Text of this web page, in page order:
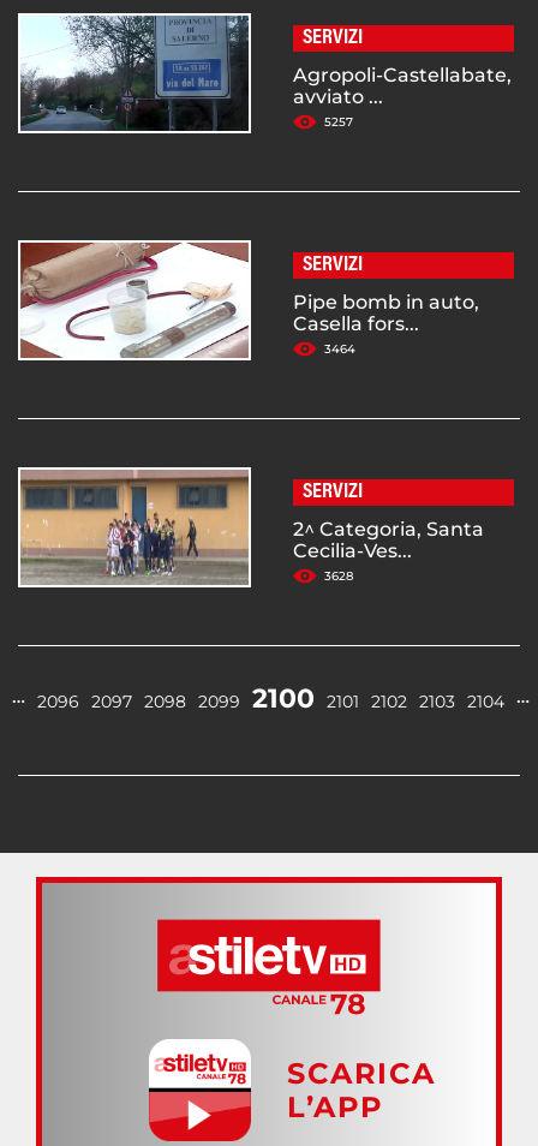
SERVIZI
Agropoli-Castellabate,
avviato ...
5257
SERVIZI
Pipe bomb in auto,
Casella fors...
3464
SERVIZI
2^ Categoria, Santa
Cecilia-Ves...
3628
… 2096 2097 2098 2099 2100 2101 2102 2103 2104 …
SCARICA
L’APP